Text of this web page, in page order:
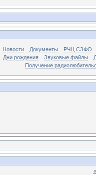
Новости Документы
РЧЦ СЗФО
Дни рождения Звуковые файлы
Получение
«